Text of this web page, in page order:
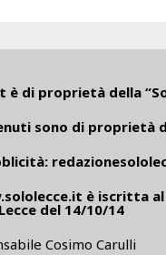
è di proprietà della
sono di proprietà
è iscritta al
del 14/10/14
Cosimo Carulli